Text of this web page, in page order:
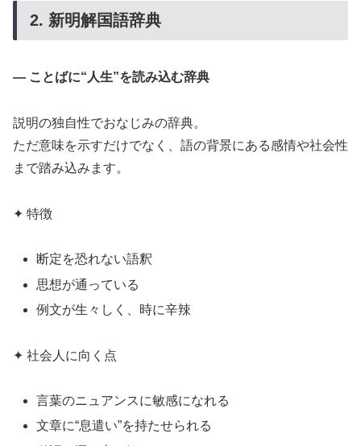
2. 新明解国語辞典
― ことばに“人生”を読み込む辞典
説明の独自性でおなじみの辞典。
ただ意味を示すだけでなく、語の背景にある感情や社会性
まで踏み込みます。
✦ 特徴
断定を恐れない語釈
思想が通っている
例文が生々しく、時に辛辣
✦ 社会人に向く点
言葉のニュアンスに敏感になれる
文章に“息遣い”を持たせられる